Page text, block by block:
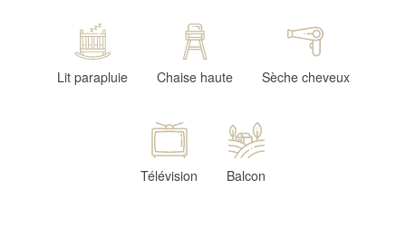
Lit parapluie Chaise haute Sèche cheveux
Télévision Balcon